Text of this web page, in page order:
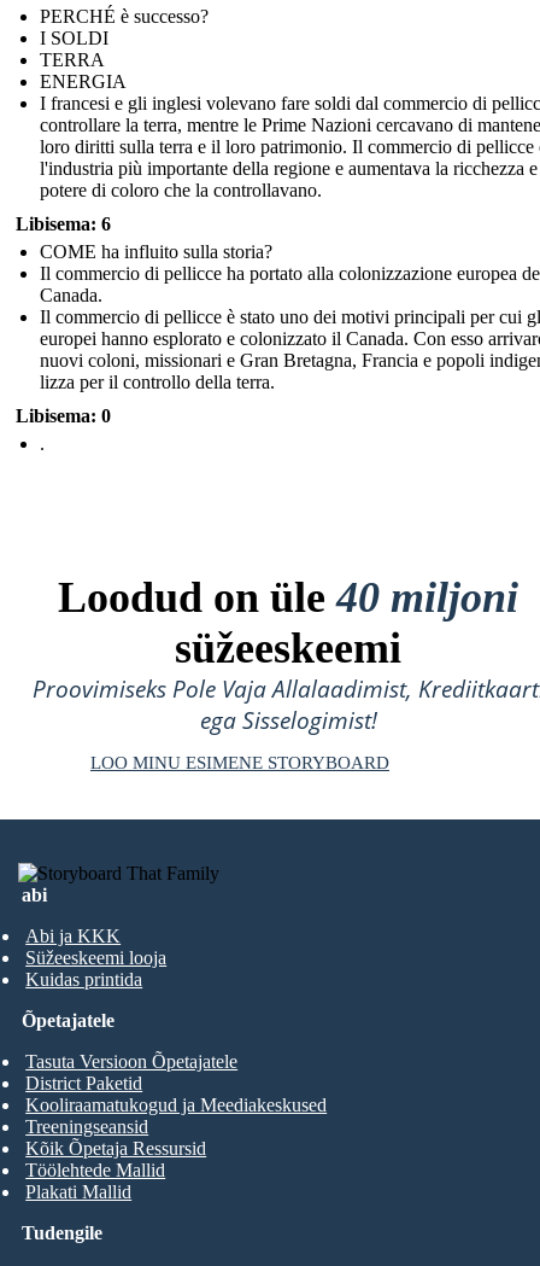
PERCHÉ è successo?
I SOLDI
TERRA
ENERGIA
I francesi e gli inglesi volevano fare soldi dal commercio di
controllare la terra, mentre le Prime Nazioni cercavano di
loro diritti sulla terra e il loro patrimonio. Il commercio di pellicce
l'industria più importante della regione e aumentava la ricchezza
potere di coloro che la controllavano.
Libisema: 6
COME ha influito sulla storia?
Il commercio di pellicce ha portato alla colonizzazione europea
Canada.
Il commercio di pellicce è stato uno dei motivi principali per cui
europei hanno esplorato e colonizzato il Canada. Con esso
nuovi coloni, missionari e Gran Bretagna, Francia e popoli
lizza per il controllo della terra.
Libisema: 0
.
Loodud on üle40 miljoni
süžeeskeemi
Proovimiseks Pole Vaja Allalaadimist,
ega Sisselogimist!
LOO MINU ESIMENE STORYBOARD
abi
Abi ja KKK
Süžeeskeemi looja
Kuidas printida
Tudengile
Õpetajatele
Tasuta Versioon Õpetajatele
District Paketid
Kooliraamatukogud ja Meediakeskused
Treeningseansid
Kõik Õpetaja Ressursid
Töölehtede Mallid
Plakati Mallid